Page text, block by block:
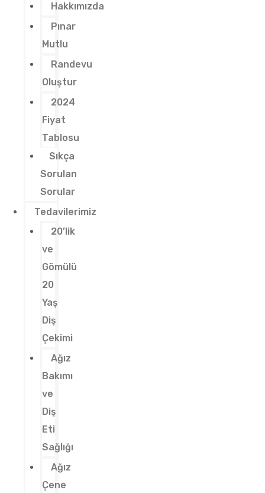
Hakkımızda
Pınar
Mutlu
Randevu
Oluştur
2024
Fiyat
Tablosu
Sıkça
Sorulan
Sorular
Tedavilerimiz
20’lik
ve
Gömülü
20
Yaş
Diş
Çekimi
Ağız
Bakımı
ve
Diş
Eti
Sağlığı
Ağız
Çene